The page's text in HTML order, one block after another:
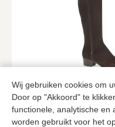
Wij gebruiken cookies om
Door op "Akkoord" te
functionele, analytische en
worden gebruikt voor het
Nalini
Bruine lange laarzen
319,95